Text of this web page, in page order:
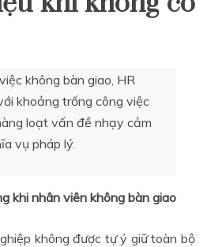
không bàn giao, HR
khoảng trống công việc
loạt vấn đề nhạy cảm
vụ pháp lý.
khi nhân viên không bàn giao
không được tự ý giữ toàn bộ